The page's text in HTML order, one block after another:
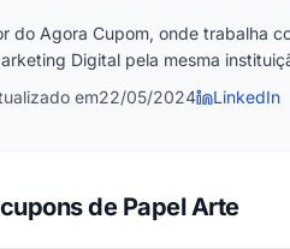
do Agora Cupom, onde trabalha
Digital pela mesma
em22/05/2024 LinkedIn
de Papel Arte